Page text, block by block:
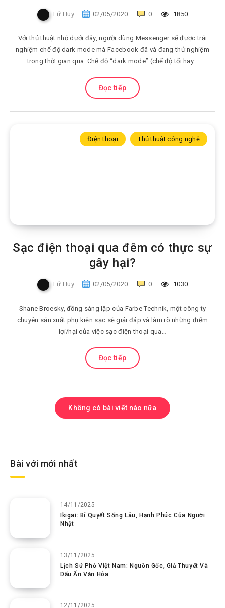
Lữ Huy 02/05/2020 0 1850
Với thủ thuật nhỏ dưới đây, người dùng Messenger sẽ được trải
nghiệm chế độ dark mode mà Facebook đã và đang thử nghiệm
trong thời gian qua. Chế độ “dark mode” (chế độ tối hay…
Đọc tiếp
Điện thoại Thủ thuật công nghệ
Sạc điện thoại qua đêm có thực sự
gây hại?
Lữ Huy 02/05/2020 0 1030
Shane Broesky, đồng sáng lập của Farbe Technik, một công ty
chuyên sản xuất phụ kiện sạc sẽ giải đáp và làm rõ những điểm
lợi/hại của việc sạc điện thoại qua…
Đọc tiếp
Không có bài viết nào nữa
Bài với mới nhất
14/11/2025
Ikigai: Bí Quyết Sống Lâu, Hạnh Phúc Của Người
Nhật
13/11/2025
Lịch Sử Phở Việt Nam: Nguồn Gốc, Giả Thuyết Và
Dấu Ấn Văn Hóa
12/11/2025